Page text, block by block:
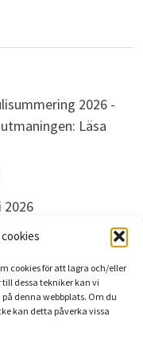
cookies för att lagra och/eller
dessa tekniker kan vi
denna webbplats. Om du
kan detta påverka vissa
2026 -
Läsa
2026